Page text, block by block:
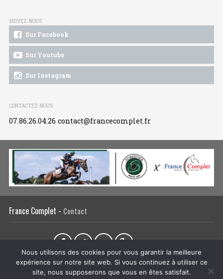
SUIVEZ-NOUS
Sur Facebook
Sur Youtube
Sur Instagram
CONTACTEZ-NOUS
07.86.26.04.26 contact@francecomplet.fr
France Complet - Contact
L’association Actualités Tous les évènements
Liens utiles
Régie publicitaire Plan du site Mentions légales
Nous utilisons des cookies pour vous garantir la meilleure
expérience sur notre site web. Si vous continuez à utiliser ce
site, nous supposerons que vous en êtes satisfait.